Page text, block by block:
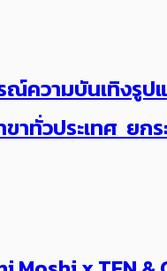
ณ์ความบันเทิงรู
ขาทั่วประเทศ